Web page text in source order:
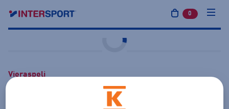
0 tuotetta
Vieraspeli
Entrada26 Jersey M